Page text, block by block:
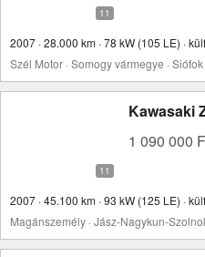
2007 · 28.000 km · 78 kW (105 LE) ·
Szél Motor · Somogy vármegye · Siófok
Kawasaki
1 090 000
2007 · 45.100 km · 93 kW (125 LE) ·
Magánszemély · Jász-Nagykun-